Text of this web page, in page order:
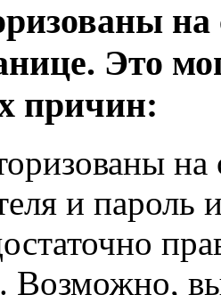
на
Это
причин:
на
и пароль
Возможно,